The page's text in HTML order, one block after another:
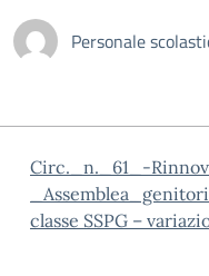
Personale
Circ._n._61_-
classe SSPG –